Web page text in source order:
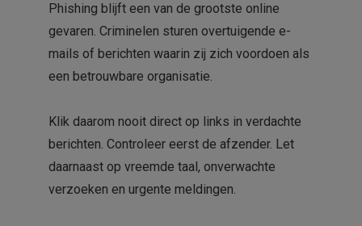
Phishing blijft een van de grootste online
gevaren. Criminelen sturen overtuigende e-
mails of berichten waarin zij zich voordoen als
een betrouwbare organisatie.
Klik daarom nooit direct op links in verdachte
berichten. Controleer eerst de afzender. Let
daarnaast op vreemde taal, onverwachte
verzoeken en urgente meldingen.